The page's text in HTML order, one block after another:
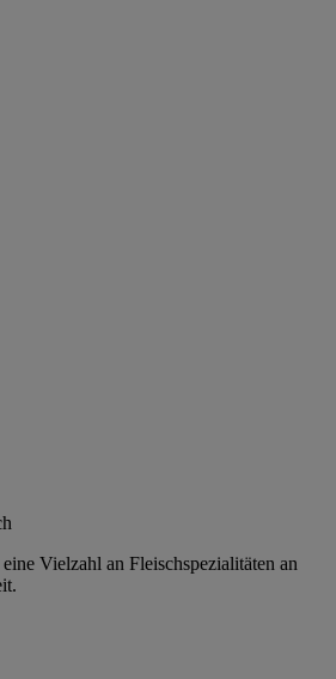
Vielzahl an Fleischspezialitäten an